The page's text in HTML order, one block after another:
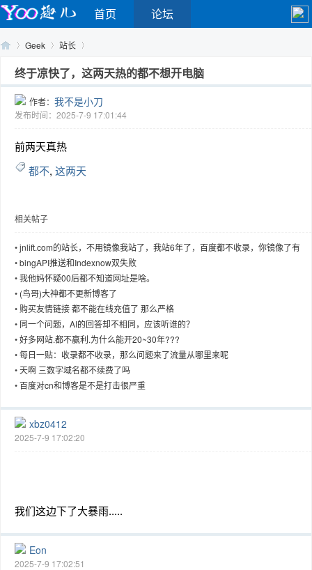
首页 论坛
Geek
›
站长
›
终于凉快了，这两天热的都不想开电脑
作者： 我不是小刀
发布时间：2025-7-9 17:01:44
前两天真热
都不, 这两天
相关帖子
•jnlift.com的站长，不用镜像我站了，我站6年了，百度都不收录，你镜像了有
•bingAPI推送和Indexnow双失败
•我他妈怀疑00后都不知道网址是啥。
• (鸟哥)大神都不更新博客了
• 购买友情链接 都不能在线充值了 那么严格
• 同一个问题，AI的回答却不相同，应该听谁的？
•好多网站.都不赢利.为什么能开20~30年???
•每日一贴：收录都不收录，那么问题来了流量从哪里来呢
•天啊 三数字域名都不续费了吗
•百度对cn和博客是不是打击很严重
xbz0412
2025-7-9 17:02:20
我们这边下了大暴雨.....
Eon
2025-7-9 17:02:51